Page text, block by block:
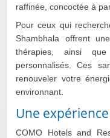
raffinée, concoctée à
Pour ceux qui
Shambhala offrent
thérapies, ainsi
personnalisés. Ces
renouveler votre
environnant.
Une
COMO Hotels and